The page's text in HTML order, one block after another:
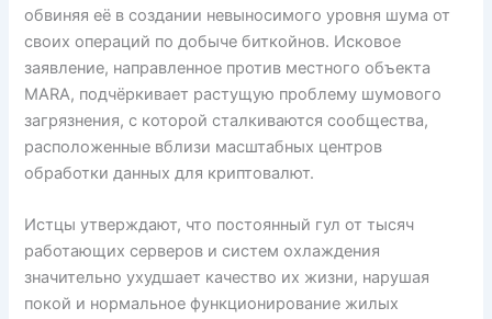
обвиняя её в создании невыносимого уровня шума от
своих операций по добыче биткойнов. Исковое
заявление, направленное против местного объекта
MARA, подчёркивает растущую проблему шумового
загрязнения, с которой сталкиваются сообщества,
расположенные вблизи масштабных центров
обработки данных для криптовалют.
Истцы утверждают, что постоянный гул от тысяч
работающих серверов и систем охлаждения
значительно ухудшает качество их жизни, нарушая
покой и нормальное функционирование жилых